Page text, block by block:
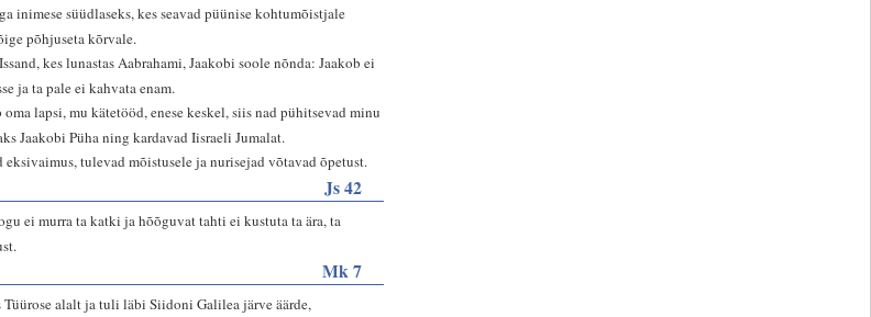
inimese süüdlaseks, kes seavad püünise kohtumõistjale
põhjuseta kõrvale.
kes lunastas Aabrahami, Jaakobi soole nõnda: Jaakob ei
ja ta pale ei kahvata enam.
lapsi, mu kätetööd, enese keskel, siis nad pühitsevad minu
Jaakobi Püha ning kardavad Iisraeli Jumalat.
eksivaimus, tulevad mõistusele ja nurisejad võtavad õpetust.
Js 42
ei murra ta katki ja hõõguvat tahti ei kustuta ta ära, ta
Mk 7
Tüürose alalt ja tuli läbi Siidoni Galilea järve äärde,